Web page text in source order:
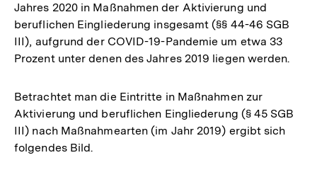
Jahres 2020 in Maßnahmen der Aktivierung und
beruflichen Eingliederung insgesamt (§§ 44-46 SGB
III), aufgrund der COVID-19-Pandemie um etwa 33
Prozent unter denen des Jahres 2019 liegen werden.
Betrachtet man die Eintritte in Maßnahmen zur
Aktivierung und beruflichen Eingliederung (§ 45 SGB
III) nach Maßnahmearten (im Jahr 2019) ergibt sich
folgendes Bild.